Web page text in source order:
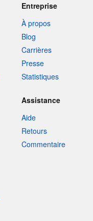
Entreprise
À propos
Blog
Carrières
Presse
Statistiques
Assistance
Aide
Retours
Commentaire